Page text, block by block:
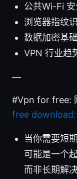
公共Wi-Fi
浏览器指纹
数据加密基
VPN 行业趋
—
#Vpn for free:
free download:
当你需要短
可能是一个
而非长期解决